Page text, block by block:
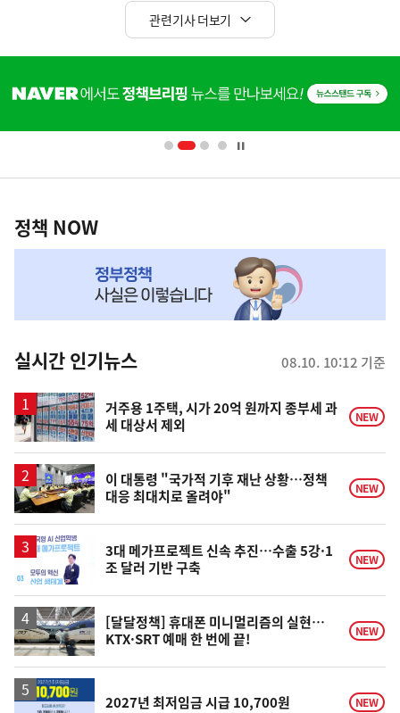
관련기사 더보기
단
영
책
NOW,
뉴
스
정책 NOW
실시간 인기뉴스 08.10. 10:12 기준
거주용 1주택, 시가 20억 원까지 종부세 과
세 대상서 제외
NEW
이 대통령 "국가적 기후 재난 상황…정책
대응 최대치로 올려야"
NEW
3대 메가프로젝트 신속 추진…수출 5강·1
조 달러 기반 구축
NEW
[달달정책] 휴대폰 미니멀리즘의 실현…
KTX·SRT 예매 한 번에 끝!
NEW
2027년 최저임금 시급 10,700원 NEW